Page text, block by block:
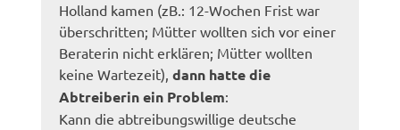
Holland kamen (zB.: 12-Wochen Frist war
überschritten; Mütter wollten sich vor einer
Beraterin nicht erklären; Mütter wollten
keine Wartezeit),dann hatte die
Abtreiberin ein Problem:
Kann die abtreibungswillige deutsche